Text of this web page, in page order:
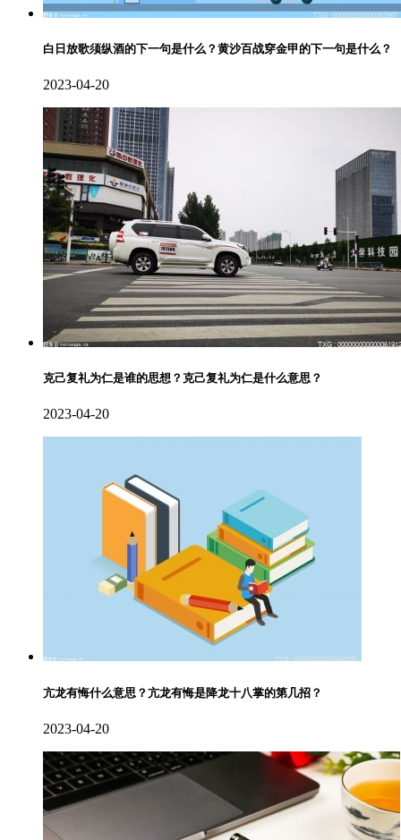
白日放歌须纵酒的下一句是什么？黄沙百战穿金甲的下一句是什么？
2023-04-20
克己复礼为仁是谁的思想？克己复礼为仁是什么意思？
2023-04-20
亢龙有悔什么意思？亢龙有悔是降龙十八掌的第几招？
2023-04-20